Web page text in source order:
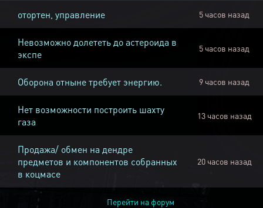
отортен, управление 5 часов назад
Невозможно долететь до астероида в
экспе
5 часов назад
Оборона отныне требует энергию. 9 часов назад
Нет возможности построить шахту
газа
13 часов назад
Продажа/ обмен на дендре
предметов и компонентов собранных
в коцмасе
20 часов назад
Перейти на форум